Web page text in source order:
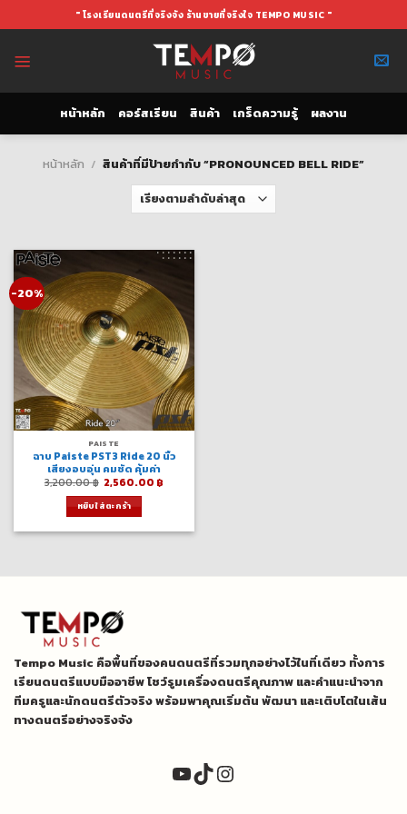
to
" โรงเรียนดนตรีที่จริงจัง ร้านขายที่จริงใจ TEMPO MUSIC "
หน้าหลัก คอร์สเรียน สินค้า เกร็ดความรู้ ผลงาน
หน้าหลัก / สินค้าที่มีป้ายกำกับ “PRONOUNCED BELL RIDE”
-20%
PAISTE
ฉาบ Paiste PST3 Ride 20 นิ้ว
เสียงอบอุ่น คมชัด คุ้มค่า
3,200.00฿ Original
price
was:
3,200.00 ฿.
2,560.00 ฿
หยิบใส่ตะกร้า
Tempo Music คือพื้นที่ของคนดนตรีที่รวมทุกอย่างไว้ในที่เดียว ทั้งการ
เรียนดนตรีแบบมืออาชีพ โชว์รูมเครื่องดนตรีคุณภาพ และคำแนะนำจาก
ทีมครูและนักดนตรีตัวจริง พร้อมพาคุณเริ่มต้น พัฒนา และเติบโตในเส้น
ทางดนตรีอย่างจริงจัง
YouTube
TikTok
Instagram